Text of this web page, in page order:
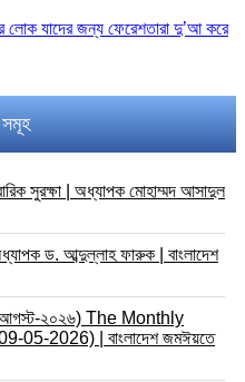
লোক যাদের জন্য ফেরেশতারা দু’আ করে
সুরক্ষা | অধ্যাপক মোহাম্মদ আসাদুল
ড. আব্দুল্লাহ ফারুক | বাংলাদেশ
(আগস্ট-২০২৬) The Monthly
2026) | বাংলাদেশ জমঈয়তে